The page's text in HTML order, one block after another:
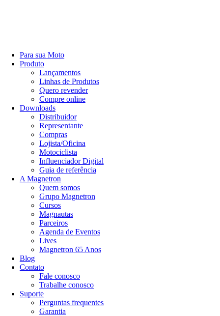
Para sua Moto
Produto
Lançamentos
Linhas de Produtos
Quero revender
Compre online
Downloads
Distribuidor
Representante
Compras
Lojista/Oficina
Motociclista
Influenciador Digital
Guia de referência
A Magnetron
Quem somos
Grupo Magnetron
Cursos
Magnautas
Parceiros
Agenda de Eventos
Lives
Magnetron 65 Anos
Blog
Contato
Fale conosco
Trabalhe conosco
Suporte
Perguntas frequentes
Garantia